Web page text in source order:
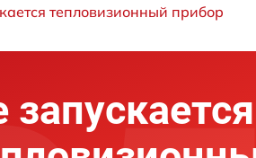
тепловизионный прибор
запускается